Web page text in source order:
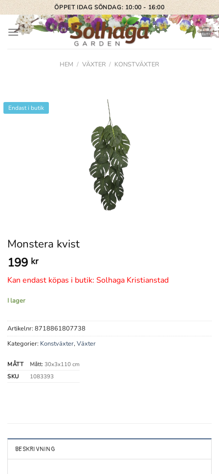
Skip
to
content
ÖPPET IDAG SÖNDAG: 10:00 - 16:00
HEM / VÄXTER / KONSTVÄXTER
Endast i butik
Monstera kvist
199 kr
Kan endast köpas i butik: Solhaga Kristianstad
I lager
Artikelnr: 8718861807738
Kategorier: Konstväxter,Växter
MÅTT Mått:30x3x110 cm
SKU
1083393
BESKRIVNING